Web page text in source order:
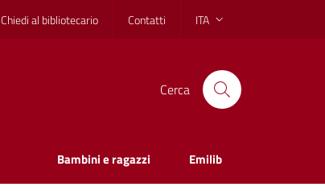
Chiedi al bibliotecario Contatti ITA
Cerca
Bambini e ragazzi Emilib